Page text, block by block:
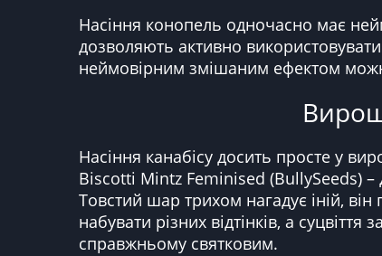
Насіння конопель одночасно має
дозволяють активно
неймовірним змішаним ефектом
Насіння канабісу досить просте у
Biscotti Mintz Feminised (BullySeeds) –
Товстий шар трихом нагадує іній, він
набувати різних відтінків, а
справжньому святковим.